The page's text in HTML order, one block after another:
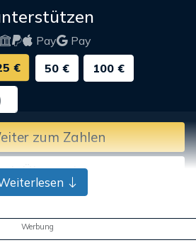
Pay
Pay
€ 50 € 100 €
zum Zahlen
Überweisung
Werbung